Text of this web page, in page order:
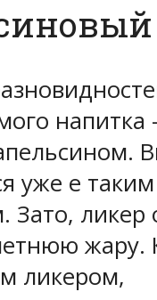
напитка
уже е
Зато, ликер
жару.
ликером,